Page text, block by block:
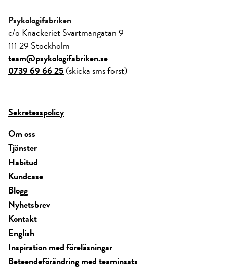
Psykologifabriken
c/o Knackeriet Svartmangatan 9
111 29 Stockholm
team@psykologifabriken.se
0739 69 66 25 (skicka sms först)
Sekretesspolicy
Om oss
Tjänster
Habitud
Kundcase
Blogg
Nyhetsbrev
Kontakt
English
Inspiration med föreläsningar
Beteendeförändring med teaminsats